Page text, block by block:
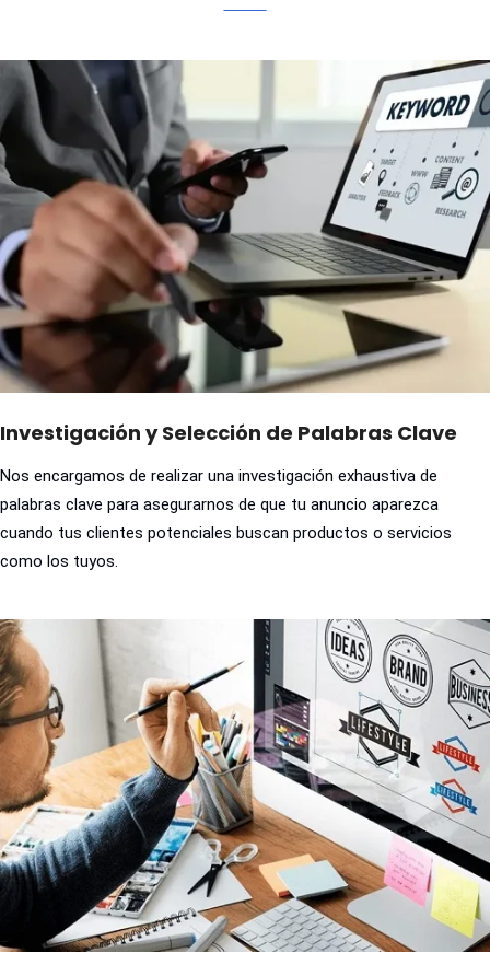
Investigación y Selección de Palabras Clave
Nos encargamos de realizar una investigación exhaustiva de
palabras clave para asegurarnos de que tu anuncio aparezca
cuando tus clientes potenciales buscan productos o servicios
como los tuyos.